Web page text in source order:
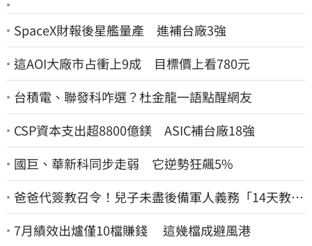
SpaceX財報後星艦量產 進補台廠3強
這AOI大廠市占衝上9成 目標價上看780元
台積電、聯發科咋選？杜金龍一語點醒網友
CSP資本支出超8800億鎂 ASIC補台廠18強
國巨、華新科同步走弱 它逆勢狂飆5%
爸爸代簽教召令！兒子未盡後備軍人義務「14天教召
不去」換3個月刑期
7月績效出爐僅10檔賺錢 這幾檔成避風港